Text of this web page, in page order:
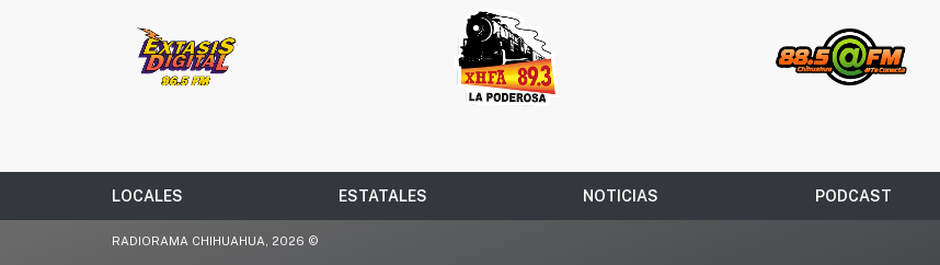
LOCALES ESTATALES NOTICIAS PODCAST
RADIORAMA CHIHUAHUA, 2026 ©